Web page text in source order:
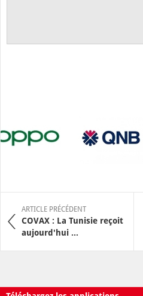
ARTICLE PRÉCÉDENT
COVAX : La Tunisie reçoit
aujourd'hui ...